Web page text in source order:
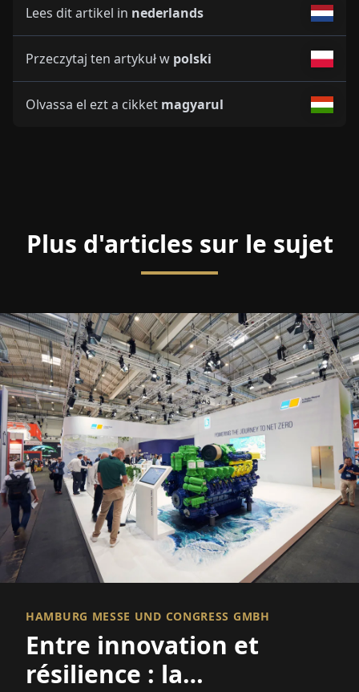
Lees dit artikel in nederlands
Przeczytaj ten artykuł w polski
Olvassa el ezt a cikket magyarul
Plus d'articles sur le sujet
HAMBURG MESSE UND CONGRESS GMBH
Entre innovation et
résilience : la